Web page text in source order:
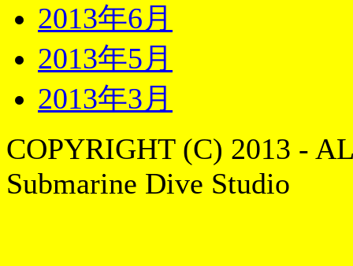
2013年6月
2013年5月
2013年3月
COPYRIGHT (C) 2013 -
Submarine Dive Studio